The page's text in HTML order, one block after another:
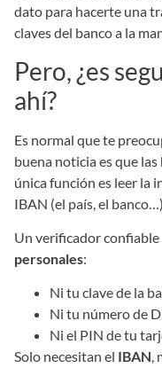
dato para hacerte una
claves del banco a la
Pero, ¿es
ahí?
Es normal que te
buena noticia es que
única función es leer la
IBAN (el país, el banco…).
Un verificador confiable
personales:
Ni tu clave de la
Ni tu número de
Ni el PIN de tu
Solo necesitan el IBAN,